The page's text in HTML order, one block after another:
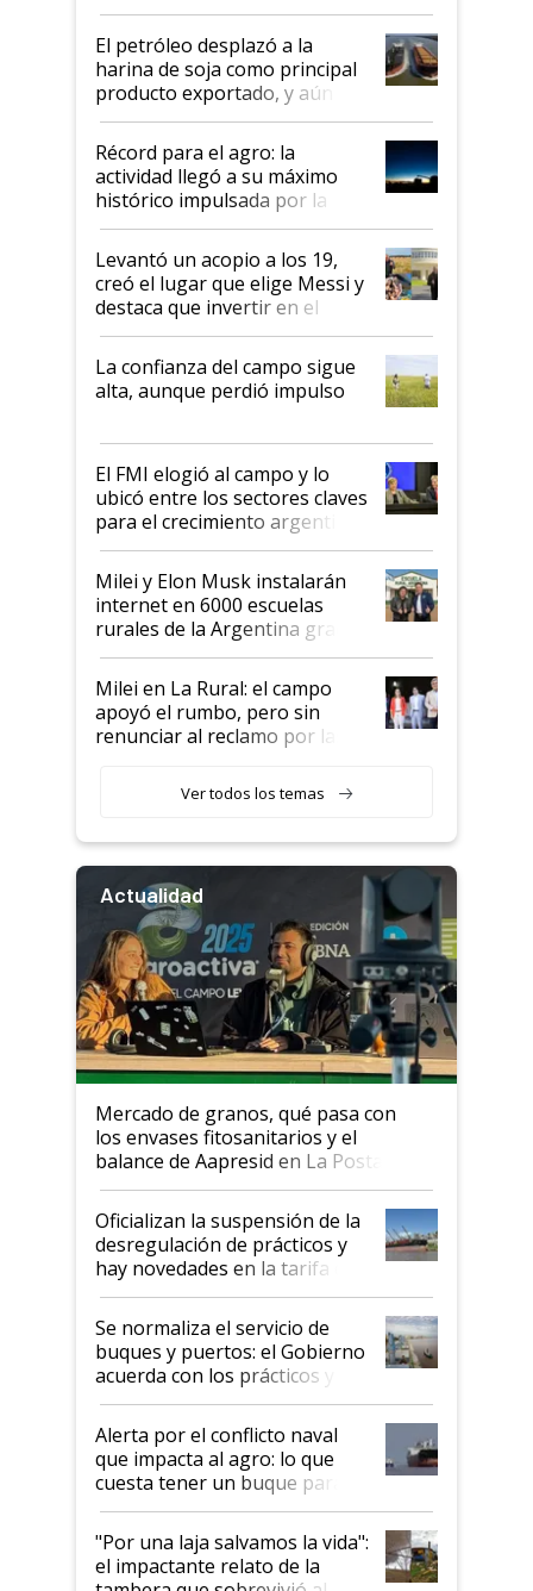
El petróleo desplazó a la
harina de soja como principal
producto exportado, y aún así
el agro aportó casi seis de cada
diez dólares y sostuvo el
liderazgo en un semestre
récord
Récord para el agro: la
actividad llegó a su máximo
histórico impulsada por la
cosecha y las exportaciones
Levantó un acopio a los 19,
creó el lugar que elige Messi y
destaca que invertir en el
kirchnerismo era como "darle
plata a un hijo para droga":
Juan Félix Rossetti, el libertario
que de una dura crisis salió
de Milei
La confianza del campo sigue
alta, aunque perdió impulso
El FMI elogió al campo y lo
ubicó entre los sectores claves
para el crecimiento argentino
Milei y Elon Musk instalarán
internet en 6000 escuelas
rurales de la Argentina gracias
a un acuerdo con Starlink
Milei en La Rural: el campo
apoyó el rumbo, pero sin
renunciar al reclamo por las
Ver todos los temas
Actualidad
Mercado de granos, qué pasa con
los envases fitosanitarios y el
balance de Aapresid en La Posta
Oficializan la suspensión de la
desregulación de prácticos y
hay novedades en la tarifa de
la hidrovía
Se normaliza el servicio de
buques y puertos: el Gobierno
acuerda con los prácticos y
suspende el decreto de
desregulación
Alerta por el conflicto naval
que impacta al agro: lo que
cuesta tener un buque parado
y el peligro de que Argentina
pase a ser "país sucio"
"Por una laja salvamos la vida":
el impactante relato de la